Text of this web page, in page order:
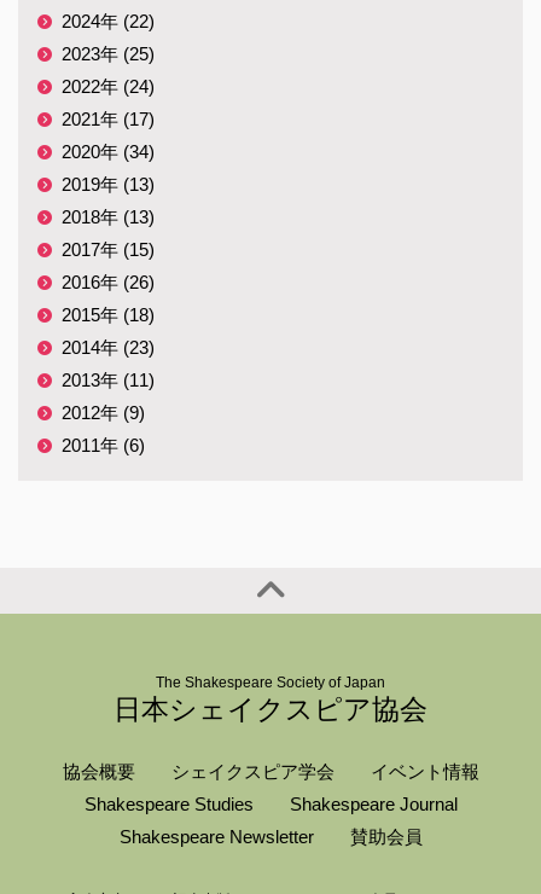
2024年 (22)
2023年 (25)
2022年 (24)
2021年 (17)
2020年 (34)
2019年 (13)
2018年 (13)
2017年 (15)
2016年 (26)
2015年 (18)
2014年 (23)
2013年 (11)
2012年 (9)
2011年 (6)
The Shakespeare Society of Japan
日本シェイクスピア協会
協会概要 シェイクスピア学会
イベント情報
Shakespeare Studies
Shakespeare Journal
Shakespeare Newsletter
賛助会員